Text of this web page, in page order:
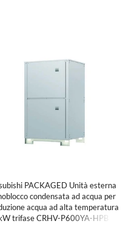
PACKAGED Unità esterna
condensata ad acqua per
acqua ad alta temperatura
trifase CRHV-P600YA-HPB